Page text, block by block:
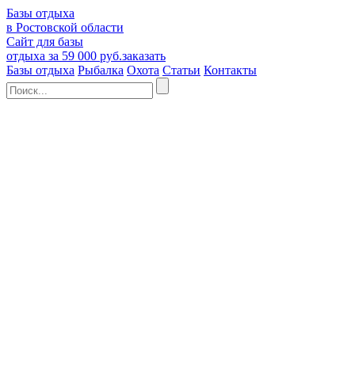
Базы отдыха
в Ростовской области
Сайт для базы
отдыха за 59 000 руб.заказать
Базы отдыха Рыбалка Охота Статьи Контакты